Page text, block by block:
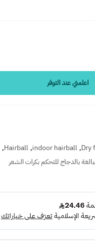
اعلمني عند التوفر
Dry
,
indoor hairball
,
Hairball
,
بالدجاج للتحكم بكرات الشعر